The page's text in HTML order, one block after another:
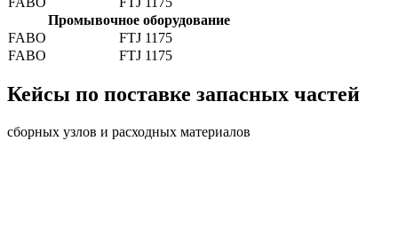
Промывочное оборудование
FABO
FTJ 1175
FABO
FTJ 1175
Кейсы по поставке запасных частей
сборных узлов и расходных материалов